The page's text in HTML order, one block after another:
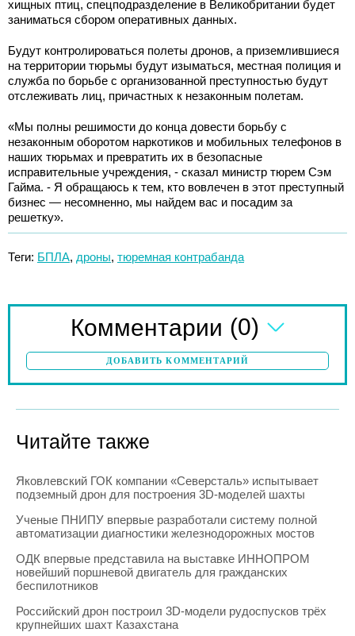
хищных птиц, спецподразделение в Великобритании будет
заниматься сбором оперативных данных.
Будут контролироваться полеты дронов, а приземлившиеся
на территории тюрьмы будут изыматься, местная полиция и
служба по борьбе с организованной преступностью будут
отслеживать лиц, причастных к незаконным полетам.
«Мы полны решимости до конца довести борьбу с
незаконным оборотом наркотиков и мобильных телефонов в
наших тюрьмах и превратить их в безопасные
исправительные учреждения, - сказал министр тюрем Сэм
Гайма. - Я обращаюсь к тем, кто вовлечен в этот преступный
бизнес — несомненно, мы найдем вас и посадим за
решетку».
Теги: БПЛА, дроны, тюремная контрабанда
Комментарии (0)
ДОБАВИТЬ КОММЕНТАРИЙ
Читайте также
Яковлевский ГОК компании «Северсталь» испытывает
подземный дрон для построения 3D-моделей шахты
Ученые ПНИПУ впервые разработали систему полной
автоматизации диагностики железнодорожных мостов
ОДК впервые представила на выставке ИННОПРОМ
новейший поршневой двигатель для гражданских
беспилотников
Российский дрон построил 3D-модели рудоспусков трёх
крупнейших шахт Казахстана